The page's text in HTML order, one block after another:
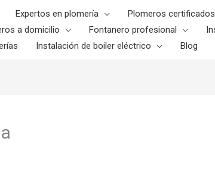
Expertos en plomería Plomeros certificados
a domicilio Fontanero profesional
Instalación de boiler eléctrico Blog